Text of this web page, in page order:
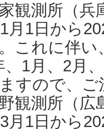
観測所（
月1日から
これに伴い
、1月、2月
すので、
観測所（
月1日から